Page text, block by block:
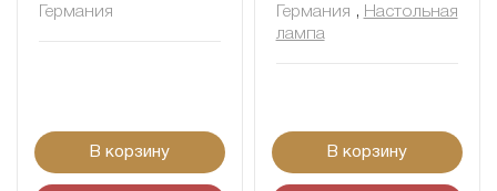
Германия
В корзину
Германия , Настольная
лампа
В корзину